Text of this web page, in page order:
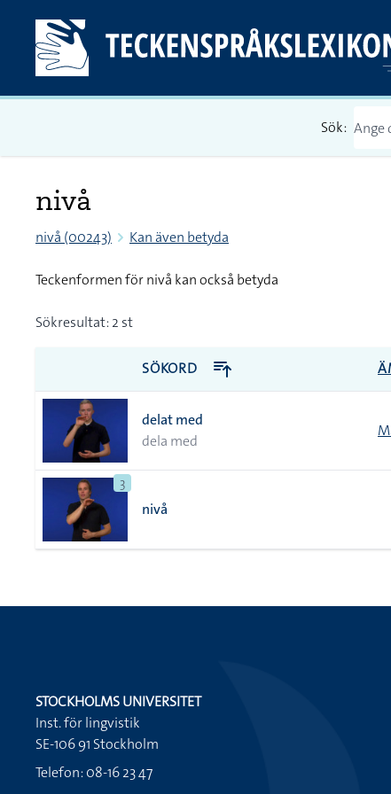
Sök:
nivå
nivå (00243) Kan även betyda
Teckenformen för nivå kan också betyda
Sökresultat: 2 st
SÖKORD
delat med
dela med
3
nivå
STOCKHOLMS UNIVERSITET
Inst. för lingvistik
SE-106 91 Stockholm
Telefon: 08-16 23 47